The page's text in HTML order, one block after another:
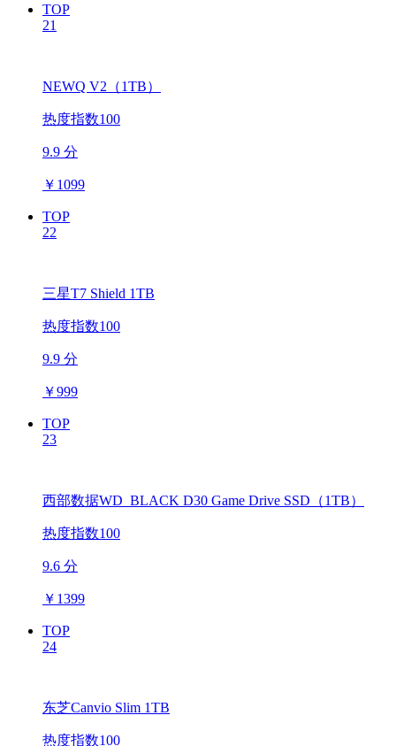
TOP
21
NEWQ V2（1TB）
热度指数100
9.9 分
￥ 1099
TOP
22
三星T7 Shield 1TB
热度指数100
9.9 分
￥999
TOP
23
西部数据WD_BLACK D30 Game Drive SSD（1TB）
热度指数100
9.6 分
￥ 1399
TOP
24
东芝Canvio Slim 1TB
热度指数100